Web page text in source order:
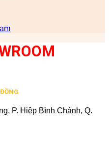
P. Hiệp Bình Chánh, Q.